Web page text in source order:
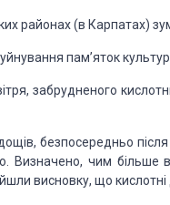
районах (в Карпатах)
пам’яток
забрудненого
безпосередньо
Визначено, чим більше
висновку, що